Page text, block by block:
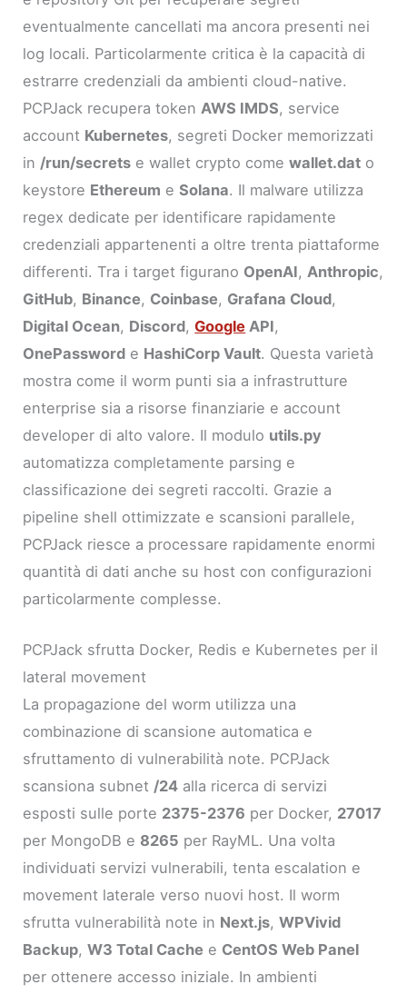
eventualmente cancellati ma ancora presenti nei
log locali. Particolarmente critica è la capacità di
estrarre credenziali da ambienti cloud-native.
PCPJack recupera token AWS IMDS, service
account Kubernetes, segreti Docker memorizzati
in /run/secrets e wallet crypto comewallet.dat o
keystore Ethereum eSolana. Il malware utilizza
regex dedicate per identificare rapidamente
credenziali appartenenti a oltre trenta piattaforme
differenti. Tra i target figurano OpenAI, Anthropic,
GitHub, Binance, Coinbase, Grafana Cloud,
Digital Ocean, Discord,Google API,
OnePassword e HashiCorp Vault. Questa varietà
mostra come il worm punti sia a infrastrutture
enterprise sia a risorse finanziarie e account
developer di alto valore. Il modulo utils.py
automatizza completamente parsing e
classificazione dei segreti raccolti. Grazie a
pipeline shell ottimizzate e scansioni parallele,
PCPJack riesce a processare rapidamente enormi
quantità di dati anche su host con configurazioni
particolarmente complesse.
PCPJack sfrutta Docker, Redis e Kubernetes per il
lateral movement
La propagazione del worm utilizza una
combinazione di scansione automatica e
sfruttamento di vulnerabilità note. PCPJack
scansiona subnet /24 alla ricerca di servizi
esposti sulle porte 2375-2376 per Docker, 27017
per MongoDB e 8265 per RayML. Una volta
individuati servizi vulnerabili, tenta escalation e
movement laterale verso nuovi host. Il worm
sfrutta vulnerabilità note in Next.js,WPVivid
Backup,W3 Total Cache e CentOS Web Panel
per ottenere accesso iniziale. In ambienti